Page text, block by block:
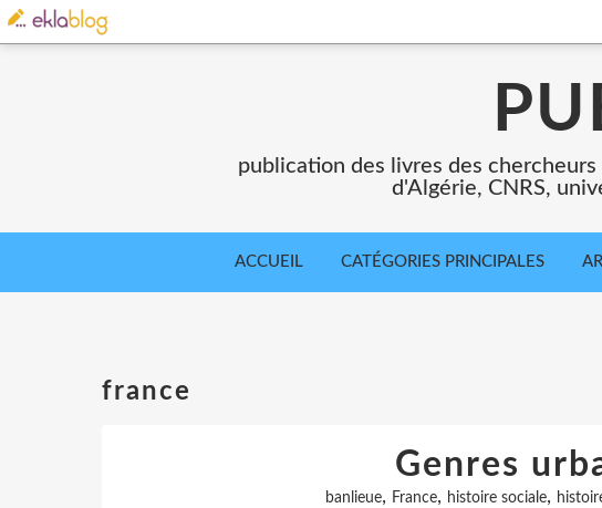
publication des livres des
d'Algérie, CNRS,
ACCUEIL CATÉGORIES PRINCIPALES
france
Genres
banlieue, France, histoire sociale,